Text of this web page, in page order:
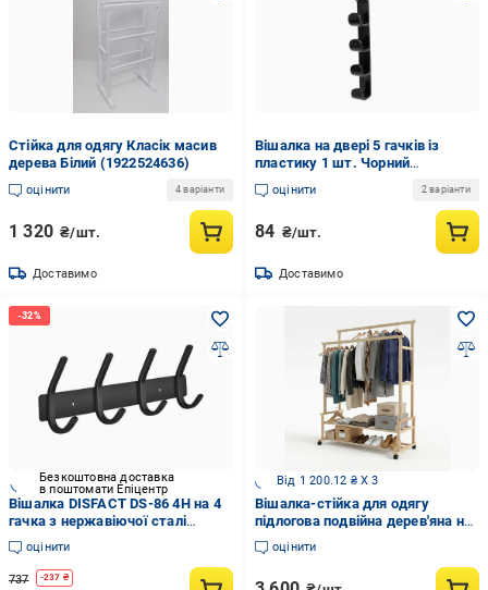
Стійка для одягу Класік масив
дерева Білий (1922524636)
оцінити 4 варіанти
1 320 ₴/шт.
Доставимо
Вішалка на двері 5 гачків із
пластику 1 шт. Чорний
(27086310)
оцінити 2 варіанти
84 ₴/шт.
Доставимо
Безкоштовна доставка
в поштомати Епіцентр
Вішалка DISFACT DS-86 4H на 4
гачка з нержавіючої сталі
Чорний (2172)
оцінити
737 -237 ₴
Від 1 200.12 ₴ X 3
Вішалка-стійка для одягу
підлогова подвійна дерев'яна на
колесах з двома полицями для
взуття 155х110х51 см Сосна
оцінити